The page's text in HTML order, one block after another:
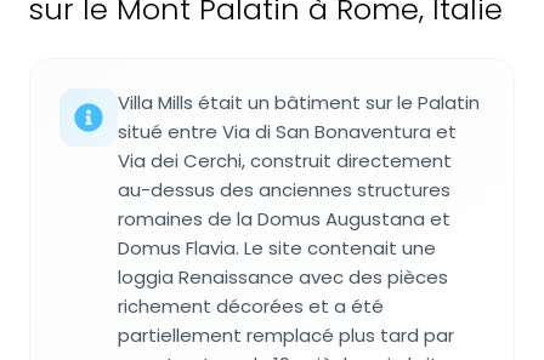
sur le Mont Palatin à Rome, Italie
Villa Mills était un bâtiment sur le Palatin
situé entre Via di San Bonaventura et
Via dei Cerchi, construit directement
au-dessus des anciennes structures
romaines de la Domus Augustana et
Domus Flavia. Le site contenait une
loggia Renaissance avec des pièces
richement décorées et a été
partiellement remplacé plus tard par